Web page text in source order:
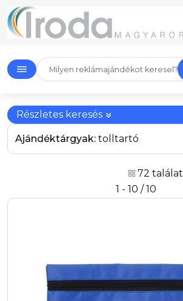
Részletes keresés
Ajándéktárgyak: tolltartó
72 találat
1 - 10 / 10